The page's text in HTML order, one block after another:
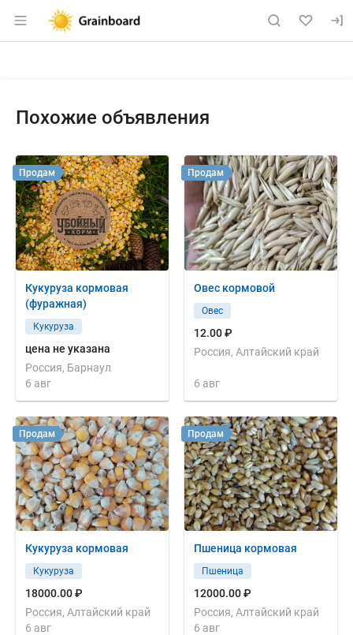
Раздел навигации по сайту
Похожие объявления
Кукуруза кормовая
(фуражная)
Кукуруза
цена не указана
Россия, Барнаул
6 авг
Продам
Овес кормовой
Овес
12.00 ₽
Россия, Алтайский край
6 авг
Продам
Кукуруза кормовая
Кукуруза
18000.00 ₽
Россия, Алтайский край
6 авг
Продам
Пшеница кормовая
Пшеница
12000.00 ₽
Россия, Алтайский край
6 авг
Продам